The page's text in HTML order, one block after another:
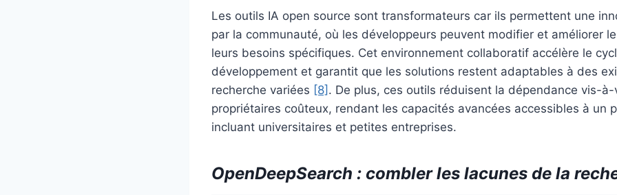
Les outils IA open source sont transformateurs car ils permettent une
par la communauté, où les développeurs peuvent modifier et améliorer
leurs besoins spécifiques. Cet environnement collaboratif accélère le
développement et garantit que les solutions restent adaptables à des
recherche variées [8] . De plus, ces outils réduisent la dépendance vis-
propriétaires coûteux, rendant les capacités avancées accessibles à un
incluant universitaires et petites entreprises.
OpenDeepSearch : combler les lacunes de la